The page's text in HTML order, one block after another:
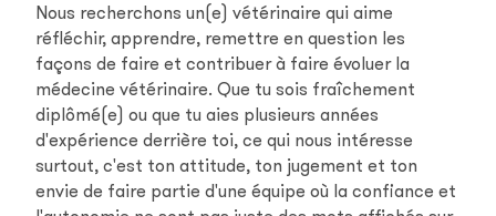
Nous recherchons un(e) vétérinaire qui aime
réfléchir, apprendre, remettre en question les
façons de faire et contribuer à faire évoluer la
médecine vétérinaire. Que tu sois fraîchement
diplômé(e) ou que tu aies plusieurs années
d'expérience derrière toi, ce qui nous intéresse
surtout, c'est ton attitude, ton jugement et ton
envie de faire partie d'une équipe où la confiance et